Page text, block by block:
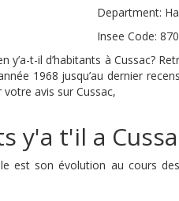
Department:
Insee Code:
y’a-t-il d’habitants à Cussac?
1968 jusqu’au dernier
avis sur Cussac,
y'a t'il a
est son évolution au cours